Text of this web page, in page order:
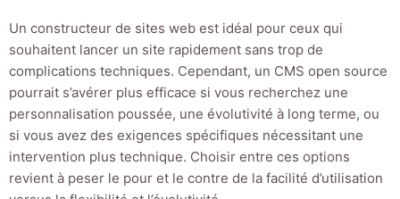
Un constructeur de sites web est idéal pour ceux qui
souhaitent lancer un site rapidement sans trop de
complications techniques. Cependant, un CMS open source
pourrait s’avérer plus efficace si vous recherchez une
personnalisation poussée, une évolutivité à long terme, ou
si vous avez des exigences spécifiques nécessitant une
intervention plus technique. Choisir entre ces options
revient à peser le pour et le contre de la facilité d’utilisation